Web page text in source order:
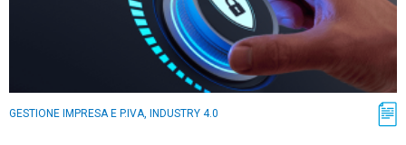
GESTIONE IMPRESA E P.IVA, INDUSTRY 4.0